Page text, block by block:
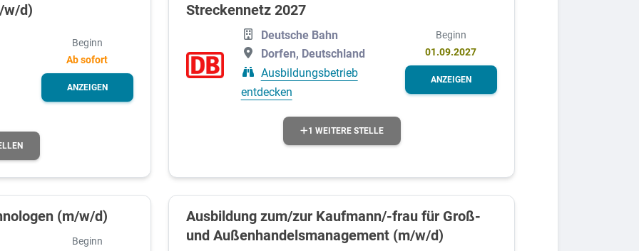
w/d)
Beginn
Ab sofort
ANZEIGEN
Streckennetz 2027
Deutsche Bahn
Dorfen, Deutschland
Ausbildungsbetrieb
entdecken
Beginn
01.09.2027
ANZEIGEN
1 WEITERE STELLE
(m/w/d)
Beginn
Ausbildung zum/zur Kaufmann/-frau für Groß-
und Außenhandelsmanagement (m/w/d)